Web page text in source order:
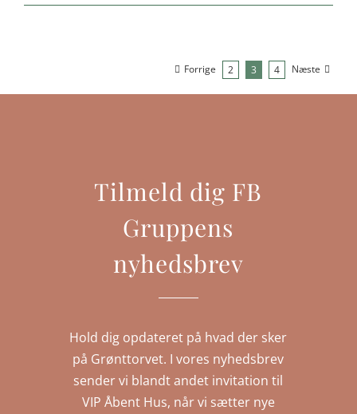
Forrige 2 3 4 Næste
Tilmeld dig FB
Gruppens
nyhedsbrev
Hold dig opdateret på hvad der sker
på Grønttorvet. I vores nyhedsbrev
sender vi blandt andet invitation til
VIP Åbent Hus, når vi sætter nye